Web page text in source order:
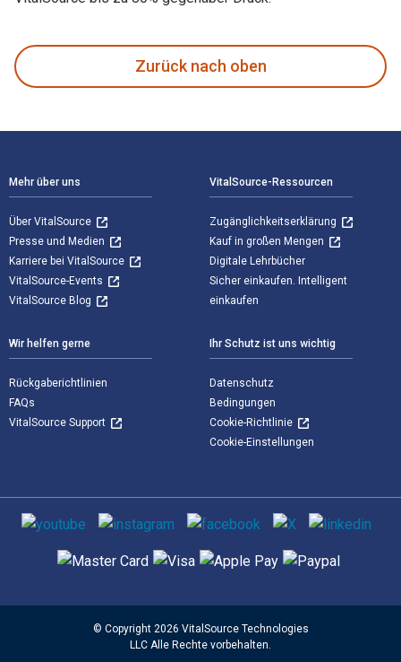
Zurück nach oben
Mehr über uns
Über VitalSource
Presse und Medien
Karriere bei VitalSource
VitalSource-Events
VitalSource Blog
VitalSource-Ressourcen
Zugänglichkeitserklärung
Kauf in großen Mengen
Digitale Lehrbücher
Sicher einkaufen. Intelligent
einkaufen
Wir helfen gerne
Rückgaberichtlinien
FAQs
VitalSource Support
Ihr Schutz ist uns wichtig
Datenschutz
Bedingungen
Cookie-Richtlinie
Cookie-Einstellungen
Sozialen Medien
Unterstützte Zahlungsmethoden
© Copyright 2026 VitalSource Technologies
LLC Alle Rechte vorbehalten.